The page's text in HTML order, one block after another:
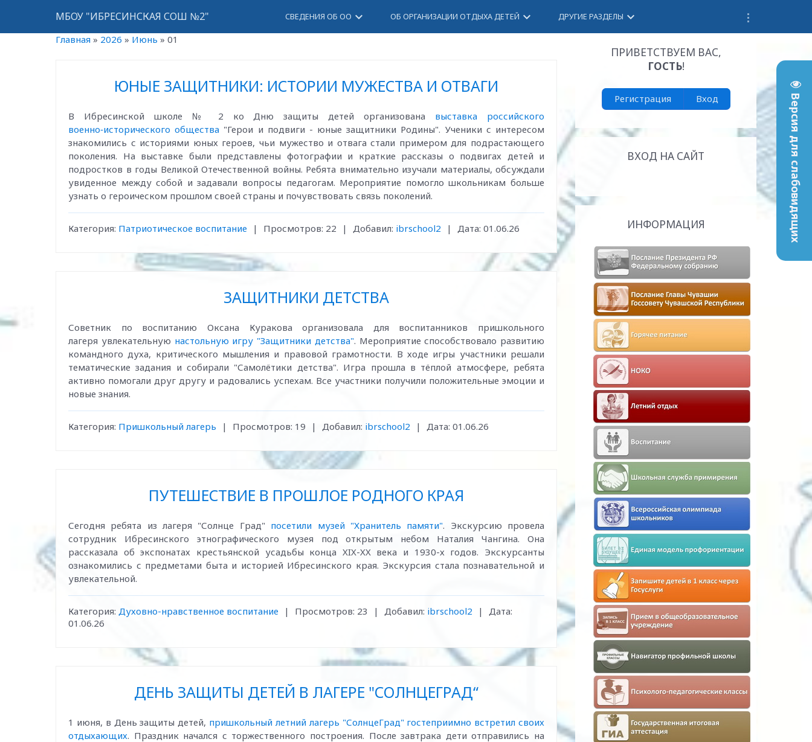
Версия для слабовидящих
МБОУ "ИБРЕСИНСКАЯ СОШ №2" СВЕДЕНИЯ ОБ ОО keyboard_arrow_down ОБ ОРГАНИЗАЦИИ ОТДЫХА ДЕТЕЙ keyboard_arrow_down ДРУГИЕ РАЗДЕЛЫ keyboard_arrow_down
Главная » 2026 » Июнь » 01
ЮНЫЕ ЗАЩИТНИКИ: ИСТОРИИ МУЖЕСТВА И ОТВАГИ
В Ибресинской школе № 2 ко Дню защиты детей организована выставка российского
военно‑исторического общества "Герои и подвиги - юные защитники Родины". Ученики с интересом
знакомились с историями юных героев, чьи мужество и отвага стали примером для подрастающего
поколения. На выставке были представлены фотографии и краткие рассказы о подвигах детей и
подростков в годы Великой Отечественной войны. Ребята внимательно изучали материалы, обсуждали
увиденное между собой и задавали вопросы педагогам. Мероприятие помогло школьникам больше
узнать о героическом прошлом своей страны и почувствовать связь поколений.
Категория: Патриотическое воспитание | Просмотров: 22 | Добавил: ibrschool2 | Дата: 01.06.26
ЗАЩИТНИКИ ДЕТСТВА
Советник по воспитанию Оксана Куракова организовала для воспитанников пришкольного
лагеря увлекательную настольную игру "Защитники детства". Мероприятие способствовало развитию
командного духа, критического мышления и правовой грамотности. В ходе игры участники решали
тематические задания и собирали "Самолётики детства". Игра прошла в тёплой атмосфере, ребята
активно помогали друг другу и радовались успехам. Все участники получили положительные эмоции и
новые знания.
Категория: Пришкольный лагерь | Просмотров: 19 | Добавил: ibrschool2 | Дата: 01.06.26
ПУТЕШЕСТВИЕ В ПРОШЛОЕ РОДНОГО КРАЯ
Сегодня ребята из лагеря "Солнце Град" посетили музей "Хранитель памяти". Экскурсию провела
сотрудник Ибресинского этнографического музея под открытым небом Наталия Чангина. Она
рассказала об экспонатах крестьянской усадьбы конца XIX-XX века и 1930-х годов. Экскурсанты
ознакомились с предметами быта и историей Ибресинского края. Экскурсия стала познавательной и
увлекательной.
Категория: Духовно-нравственное воспитание | Просмотров: 23 | Добавил: ibrschool2 |
Дата:
01.06.26
ДЕНЬ ЗАЩИТЫ ДЕТЕЙ В ЛАГЕРЕ "СОЛНЦЕГРАД“
1 июня, в День защиты детей, пришкольный летний лагерь "СолнцеГрад" гостеприимно встретил своих
отдыхающих. Праздник начался с торжественного построения. После завтрака дети отправились на
ПРИВЕТСТВУЕМ ВАС,
ГОСТЬ!
Регистрация Вход
ВХОД НА САЙТ
ИНФОРМАЦИЯ